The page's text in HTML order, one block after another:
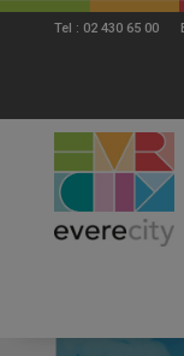
Tel : 02 430 65 00